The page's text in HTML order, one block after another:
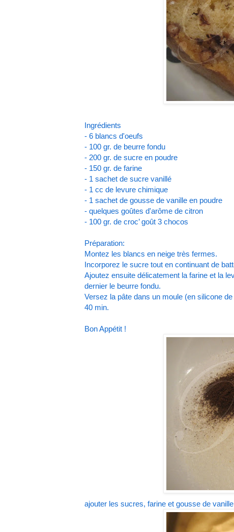
Ingrédients
- 6 blancs d'oeufs
- 100 gr. de beurre fondu
- 200 gr. de sucre en poudre
- 150 gr. de farine
- 1 sachet de sucre vanillé
- 1 cc de levure chimique
- 1 sachet de gousse de vanille en poudre
- quelques goûtes d'arôme de citron
- 100 gr. de croc’ goût 3 chocos
Préparation:
Montez les blancs en neige très fermes.
Incorporez le sucre tout en continuant de
Ajoutez ensuite délicatement la farine et la
dernier le beurre fondu.
Versez la pâte dans un moule (en silicone
40 min.
Bon Appétit !
ajouter les sucres, farine et gousse de